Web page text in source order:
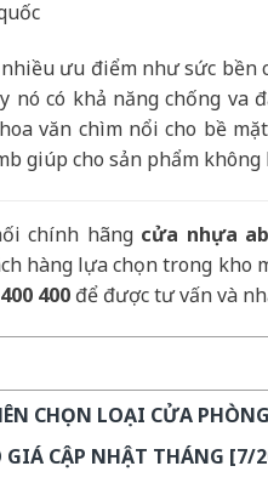
ưu điểm như sức bền
có khả năng chống va
văn chìm nổi cho bề
giúp cho sản phẩm không
chính hãng cửa nhựa
hàng lựa chọn trong kho
400 để được tư vấn và
CHỌN LOẠI CỬA
GIÁ CẬP NHẬT THÁNG [7/